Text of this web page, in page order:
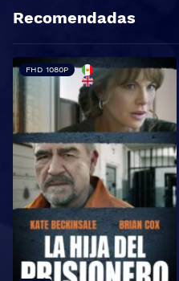
Recomendadas
FHD 1080P